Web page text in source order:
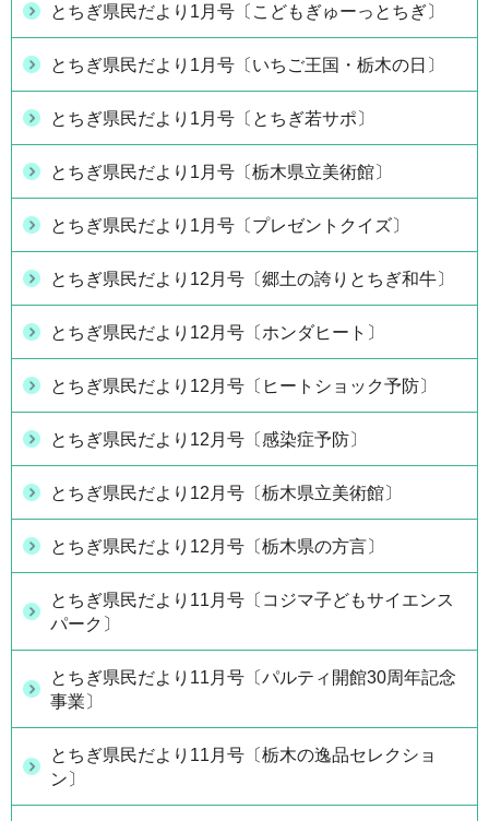
とちぎ県民だより1月号〔こどもぎゅーっとちぎ〕
とちぎ県民だより1月号〔いちご王国・栃木の日〕
とちぎ県民だより1月号〔とちぎ若サポ〕
とちぎ県民だより1月号〔栃木県立美術館〕
とちぎ県民だより1月号〔プレゼントクイズ〕
とちぎ県民だより12月号〔郷土の誇りとちぎ和牛〕
とちぎ県民だより12月号〔ホンダヒート〕
とちぎ県民だより12月号〔ヒートショック予防〕
とちぎ県民だより12月号〔感染症予防〕
とちぎ県民だより12月号〔栃木県立美術館〕
とちぎ県民だより12月号〔栃木県の方言〕
とちぎ県民だより11月号〔コジマ子どもサイエンス
パーク〕
とちぎ県民だより11月号〔パルティ開館30周年記念
事業〕
とちぎ県民だより11月号〔栃木の逸品セレクショ
ン〕